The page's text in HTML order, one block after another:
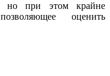
но при этом крайне
оценить